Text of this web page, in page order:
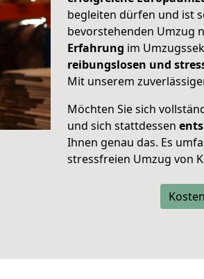
begleiten dürfen und ist
bevorstehenden Umzug
Erfahrung im
reibungslosen und
Mit unserem
Möchten Sie sich
und sich stattdessen
Ihnen genau das. Es
stressfreien Umzug von